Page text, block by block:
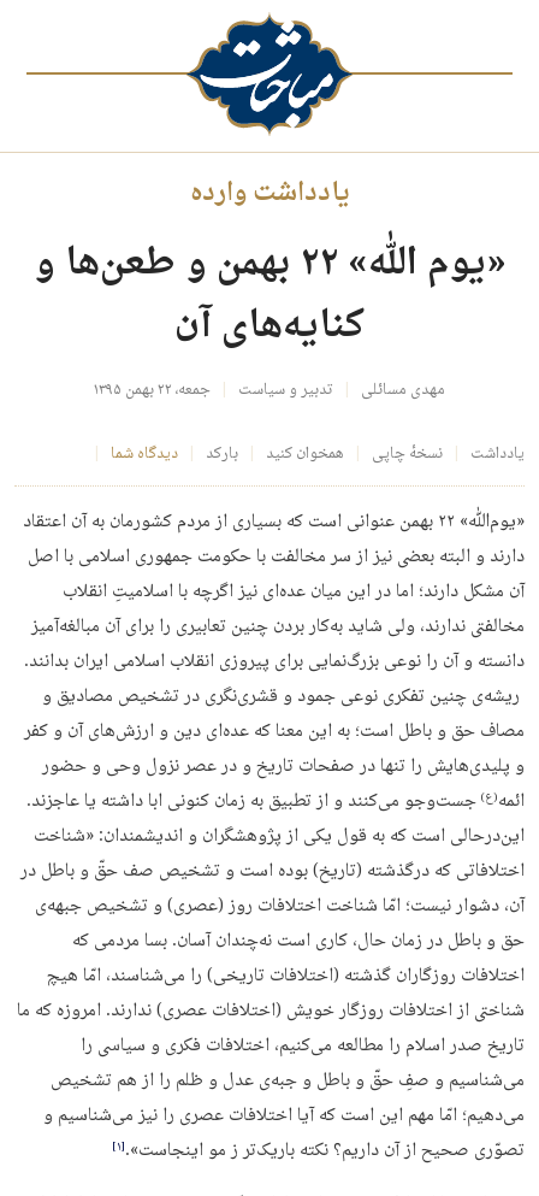
یادداشت وارده
«یوم الله» ۲۲ بهمن و طعن‌ها و
کنایه‌‏های آن
مهدی مسائلی تدبیر و سیاست جمعه، ۲۲ بهمن ۱۳۹۵
یادداشت نسخهٔ چاپی همخوان کنید بارکد دیدگاه شما
«یوم‌ﷲ» ۲۲ بهمن عنوانی است که بسیاری از مردم کشورمان به آن اعتقاد
دارند و البته بعضی نیز از سر مخالفت با حکومت جمهوری اسلامی با اصل
آن مشکل دارند؛ اما در این میان عده‌ای نیز اگرچه با اسلامیتِ انقلاب
مخالفتی ندارند، ولی شاید به‌کار بردن چنین تعابیری را برای آن مبالغه‌آمیز
دانسته و آن را نوعی بزرگ‌نمایی برای پیروزی انقلاب اسلامی ایران بدانند.
ریشه‌ی چنین تفکری نوعی جمود و قشری‌نگری در تشخیص مصادیق و
مصاف حق و باطل است؛ به این معنا که عده‌ای دین و ارزش‌های آن و کفر
و پلیدی‌هایش را تنها در صفحات تاریخ و در عصر نزول وحی و حضور
ائمه(ع) جست‌وجو می‌کنند و از تطبیق به زمان کنونی ابا داشته یا عاجزند.
این‌درحالی است که به قول یکی از پژوهشگران و اندیشمندان: «شناخت
اختلافاتی که درگذشته (تاریخ) بوده است و تشخیص صف حقّ و باطل در
آن، دشوار نیست؛ امّا شناخت اختلافات روز (عصری) و تشخیص جبهه‌ی
حق و باطل در زمان حال، کاری است نه‌چندان آسان. بسا مردمی که
اختلافات روزگاران گذشته (اختلافات تاریخی) را می‌شناسند، امّا هیچ
شناختی از اختلافات روزگار خویش (اختلافات عصری) ندارند. امروزه که ما
تاریخ صدر اسلام را مطالعه می‌کنیم، اختلافات فکری و سیاسی را
می‌شناسیم و صفِ حقّ و باطل و جبه‌ی عدل و ظلم را از هم تشخیص
می‌دهیم؛ امّا مهم این است که آیا اختلافات عصری را نیز می‌شناسیم و
تصوّری صحیح از آن داریم؟ نکته باریک‌تر ز مو اینجاست».‏[۱]‎